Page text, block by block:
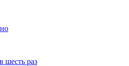
шесть раз